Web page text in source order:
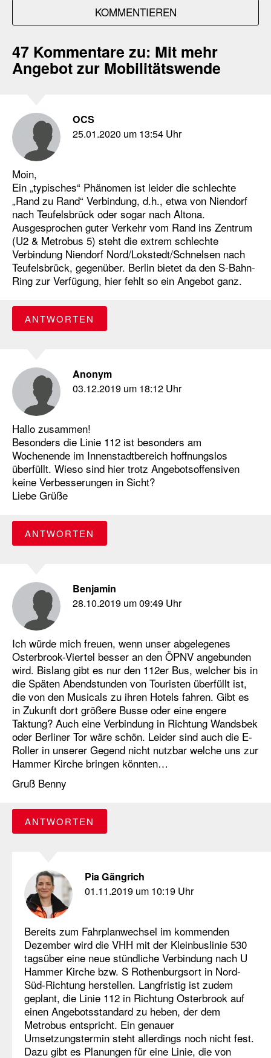
KOMMENTIEREN
47 Kommentare zu: Mit mehr
Angebot zur Mobilitätswende
OCS
25.01.2020 um 13:54 Uhr
Moin,
Ein „typisches“ Phänomen ist leider die schlechte
„Rand zu Rand“ Verbindung, d.h., etwa von Niendorf
nach Teufelsbrück oder sogar nach Altona.
Ausgesprochen guter Verkehr vom Rand ins Zentrum
(U2 & Metrobus 5) steht die extrem schlechte
Verbindung Niendorf Nord/Lokstedt/Schnelsen nach
Teufelsbrück, gegenüber. Berlin bietet da den S-Bahn-
Ring zur Verfügung, hier fehlt so ein Angebot ganz.
ANTWORTEN
Anonym
03.12.2019 um 18:12 Uhr
Hallo zusammen!
Besonders die Linie 112 ist besonders am
Wochenende im Innenstadtbereich hoffnungslos
überfüllt. Wieso sind hier trotz Angebotsoffensiven
keine Verbesserungen in Sicht?
Liebe Grüße
ANTWORTEN
Benjamin
28.10.2019 um 09:49 Uhr
Ich würde mich freuen, wenn unser abgelegenes
Osterbrook-Viertel besser an den ÖPNV angebunden
wird. Bislang gibt es nur den 112er Bus, welcher bis in
die Späten Abendstunden von Touristen überfüllt ist,
die von den Musicals zu ihren Hotels fahren. Gibt es
in Zukunft dort größere Busse oder eine engere
Taktung? Auch eine Verbindung in Richtung Wandsbek
oder Berliner Tor wäre schön. Leider sind auch die E-
Roller in unserer Gegend nicht nutzbar welche uns zur
Hammer Kirche bringen könnten…
Gruß Benny
ANTWORTEN
Pia Gängrich
01.11.2019 um 10:19 Uhr
Bereits zum Fahrplanwechsel im kommenden
Dezember wird die VHH mit der Kleinbuslinie 530
tagsüber eine neue stündliche Verbindung nach U
Hammer Kirche bzw. S Rothenburgsort in Nord-
Süd-Richtung herstellen. Langfristig ist zudem
geplant, die Linie 112 in Richtung Osterbrook auf
einen Angebotsstandard zu heben, der dem
Metrobus entspricht. Ein genauer
Umsetzungstermin steht allerdings noch nicht fest.
Dazu gibt es Planungen für eine Linie, die von